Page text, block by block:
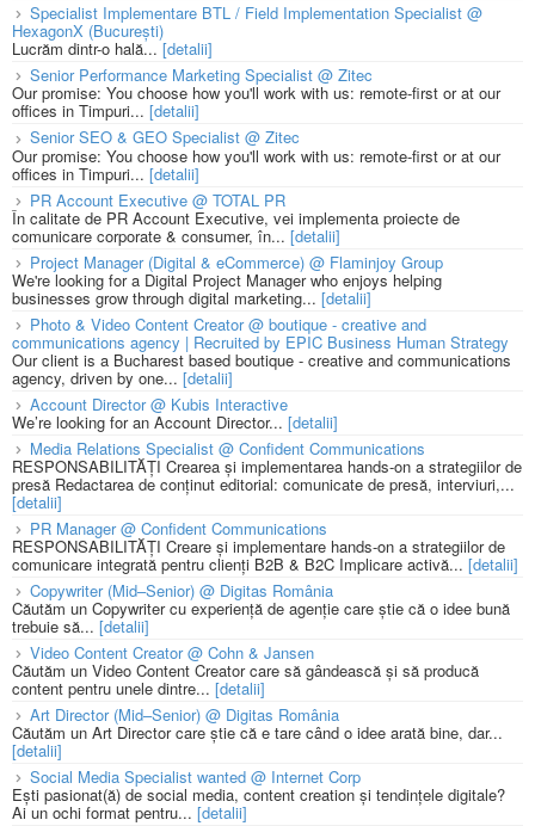
Specialist Implementare BTL / Field Implementation Specialist @
HexagonX (București)
Lucrăm dintr-o hală... [detalii]
Senior Performance Marketing Specialist @ Zitec
Our promise: You choose how you'll work with us: remote-first or at our
offices in Timpuri... [detalii]
Senior SEO & GEO Specialist @ Zitec
Our promise: You choose how you'll work with us: remote-first or at our
offices in Timpuri... [detalii]
PR Account Executive @ TOTAL PR
În calitate de PR Account Executive, vei implementa proiecte de
comunicare corporate & consumer, în... [detalii]
Project Manager (Digital & eCommerce) @ Flaminjoy Group
We're looking for a Digital Project Manager who enjoys helping
businesses grow through digital marketing... [detalii]
Photo & Video Content Creator @ boutique - creative and
communications agency | Recruited by EPIC Business Human Strategy
Our client is a Bucharest based boutique - creative and communications
agency, driven by one... [detalii]
Account Director @ Kubis Interactive
We’re looking for an Account Director... [detalii]
Media Relations Specialist @ Confident Communications
RESPONSABILITĂȚI Crearea și implementarea hands-on a strategiilor de
presă Redactarea de conținut editorial: comunicate de presă, interviuri,...
[detalii]
PR Manager @ Confident Communications
RESPONSABILITĂȚI Creare și implementare hands-on a strategiilor de
comunicare integrată pentru clienți B2B & B2C Implicare activă... [detalii]
Copywriter (Mid–Senior) @ Digitas România
Căutăm un Copywriter cu experiență de agenție care știe că o idee bună
trebuie să... [detalii]
Video Content Creator @ Cohn & Jansen
Căutăm un Video Content Creator care să gândească și să producă
content pentru unele dintre... [detalii]
Art Director (Mid–Senior) @ Digitas România
Căutăm un Art Director care știe că e tare când o idee arată bine, dar...
[detalii]
Social Media Specialist wanted @ Internet Corp
Ești pasionat(ă) de social media, content creation și tendințele digitale?
Ai un ochi format pentru... [detalii]